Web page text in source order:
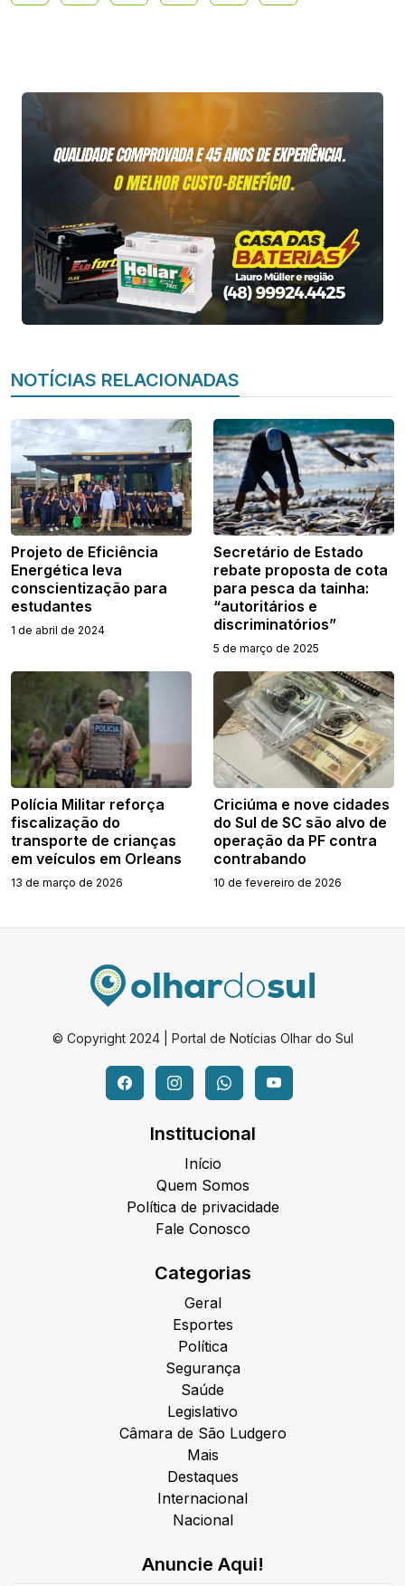
NOTÍCIAS RELACIONADAS
Projeto de Eficiência
Energética leva
conscientização para
estudantes
1 de abril de 2024
Secretário de Estado
rebate proposta de cota
para pesca da tainha:
“autoritários e
discriminatórios”
5 de março de 2025
Polícia Militar reforça
fiscalização do
transporte de crianças
em veículos em Orleans
13 de março de 2026
Criciúma e nove cidades
do Sul de SC são alvo de
operação da PF contra
contrabando
10 de fevereiro de 2026
© Copyright 2024 | Portal de Notícias Olhar do Sul
Institucional
Início
Quem Somos
Política de privacidade
Fale Conosco
Categorias
Geral
Esportes
Política
Segurança
Saúde
Legislativo
Câmara de São Ludgero
Mais
Destaques
Internacional
Nacional
Anuncie Aqui!